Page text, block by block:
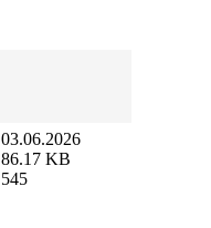
03.06.2026
86.17 KB
545